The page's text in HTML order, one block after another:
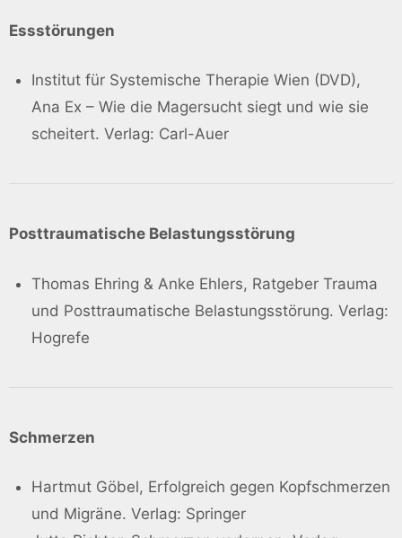
Essstörungen
Institut für Systemische Therapie Wien (DVD),
Ana Ex – Wie die Magersucht siegt und wie sie
scheitert. Verlag: Carl-Auer
Posttraumatische Belastungsstörung
Thomas Ehring & Anke Ehlers, Ratgeber Trauma
und Posttraumatische Belastungsstörung. Verlag:
Hogrefe
Schmerzen
Hartmut Göbel, Erfolgreich gegen Kopfschmerzen
und Migräne. Verlag: Springer